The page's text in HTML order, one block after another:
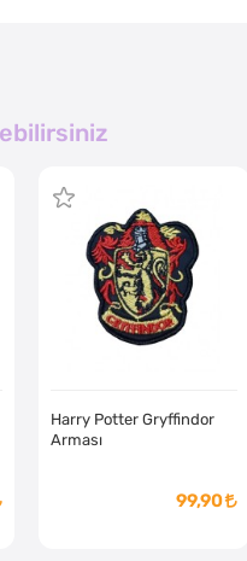
Harry Potter Gryffindor
Arması
99,90